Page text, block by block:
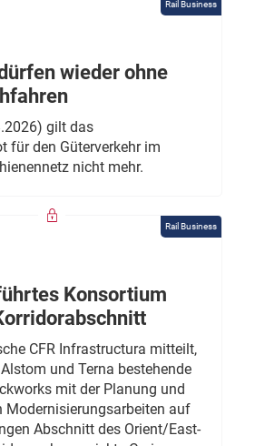
Rail Business
wieder ohne
gilt das
für den Güterverkehr im
nicht mehr.
Rail Business
Konsortium
CFR Infrastructura mitteilt,
und Terna bestehende
mit der Planung und
Modernisierungsarbeiten auf
Abschnitt des Orient/East-